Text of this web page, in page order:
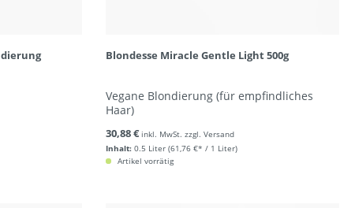
Blondesse Miracle Gentle Light 500g
Vegane Blondierung (für empfindliches
Haar)
Inhalt: 0.5 Liter (61,76 €* / 1 Liter)
30,88 € inkl. MwSt. zzgl. Versand
Artikel vorrätig